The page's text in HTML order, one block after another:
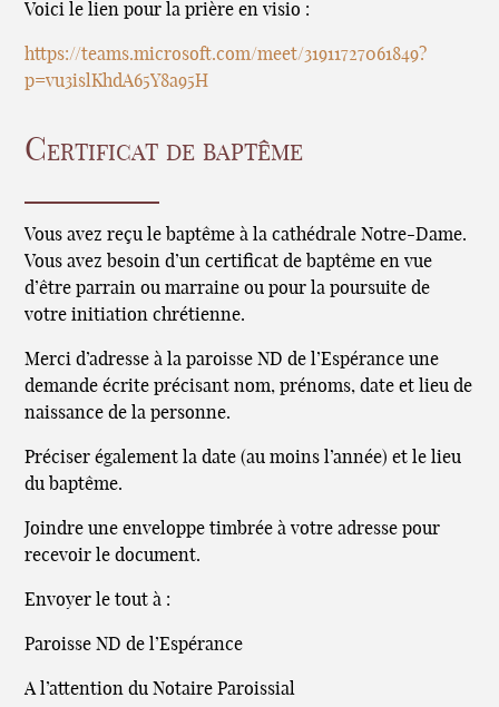
Voici le lien pour la prière en visio :
https://teams.microsoft.com/meet/31911727061849?
p=vu3islKhdA65Y8a95H
Certificat de baptême
Vous avez reçu le baptême à la cathédrale Notre-Dame.
Vous avez besoin d’un certificat de baptême en vue
d’être parrain ou marraine ou pour la poursuite de
votre initiation chrétienne.
Merci d’adresse à la paroisse ND de l’Espérance une
demande écrite précisant nom, prénoms, date et lieu de
naissance de la personne.
Préciser également la date (au moins l’année) et le lieu
du baptême.
Joindre une enveloppe timbrée à votre adresse pour
recevoir le document.
Envoyer le tout à :
Paroisse ND de l’Espérance
A l’attention du Notaire Paroissial